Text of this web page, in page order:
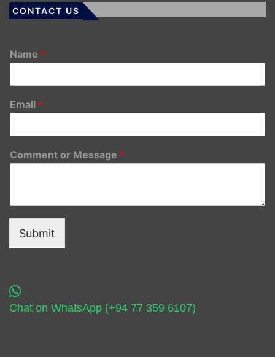
CONTACT US
Name *
Email *
Comment or Message *
Submit
Chat on WhatsApp (+94 77 359 6107)